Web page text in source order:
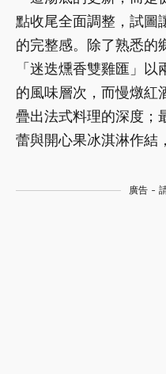
點收尾全面調整，試圖
的完整感。除了熟悉的
「迷迭燻香雙雞匯」
的風味層次，而慢燉紅
疊出法式料理的深度；
蕾與開心果冰淇淋作結
廣告 -